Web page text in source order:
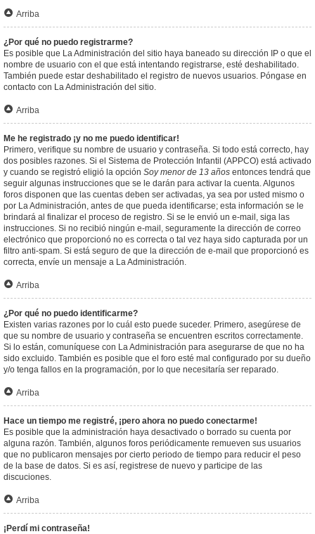
Arriba
¿Por qué no puedo registrarme?
Es posible que La Administración del sitio haya baneado su dirección IP o que el
nombre de usuario con el que está intentando registrarse, esté deshabilitado.
También puede estar deshabilitado el registro de nuevos usuarios. Póngase en
contacto con La Administración del sitio.
Arriba
Me he registrado ¡y no me puedo identificar!
Primero, verifique su nombre de usuario y contraseña. Si todo está correcto, hay
dos posibles razones. Si el Sistema de Protección Infantil (APPCO) está activado
y cuando se registró eligió la opción Soy menor de 13 años entonces tendrá que
seguir algunas instrucciones que se le darán para activar la cuenta. Algunos
foros disponen que las cuentas deben ser activadas, ya sea por usted mismo o
por La Administración, antes de que pueda identificarse; esta información se le
brindará al finalizar el proceso de registro. Si se le envió un e-mail, siga las
instrucciones. Si no recibió ningún e-mail, seguramente la dirección de correo
electrónico que proporcionó no es correcta o tal vez haya sido capturada por un
filtro anti-spam. Si está seguro de que la dirección de e-mail que proporcionó es
correcta, envíe un mensaje a La Administración.
Arriba
¿Por qué no puedo identificarme?
Existen varias razones por lo cuál esto puede suceder. Primero, asegúrese de
que su nombre de usuario y contraseña se encuentren escritos correctamente.
Si lo están, comuníquese con La Administración para asegurarse de que no ha
sido excluido. También es posible que el foro esté mal configurado por su dueño
y/o tenga fallos en la programación, por lo que necesitaría ser reparado.
Arriba
Hace un tiempo me registré, ¡pero ahora no puedo conectarme!
Es posible que la administración haya desactivado o borrado su cuenta por
alguna razón. También, algunos foros periódicamente remueven sus usuarios
que no publicaron mensajes por cierto periodo de tiempo para reducir el peso
de la base de datos. Si es así, registrese de nuevo y participe de las
discuciones.
Arriba
¡Perdí mi contraseña!